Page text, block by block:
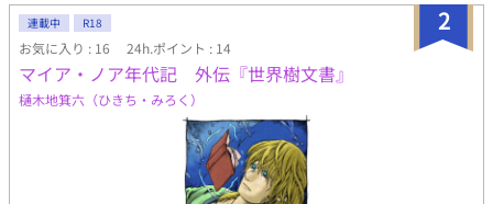
2
連載中 R18
お気に入り : 16 24h.ポイント : 14
マイア・ノア年代記 外伝『世界樹文書』
樋木地箕六（ひきち・みろく）